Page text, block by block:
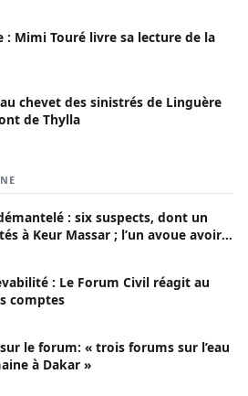
: Mimi Touré livre sa lecture de la
chevet des sinistrés de Linguère
de Thylla
: six suspects, dont un
à Keur Massar ; l’un avoue avoir
: Le Forum Civil réagit au
comptes
le forum: « trois forums sur l’eau
à Dakar »